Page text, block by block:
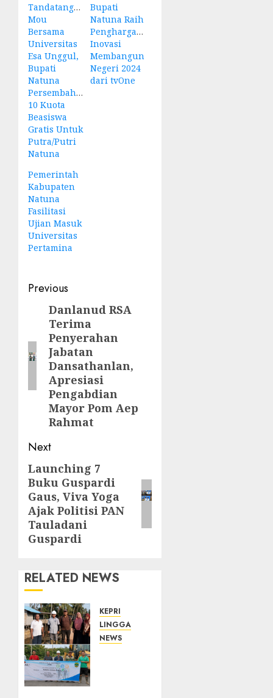
Tandatangani
Mou
Bersama
Universitas
Esa Unggul,
Bupati
Natuna
Persembahkan
10 Kuota
Beasiswa
Gratis Untuk
Putra/Putri
Natuna
Bupati
Natuna Raih
Penghargaan
Inovasi
Membangun
Negeri 2024
dari tvOne
Pemerintah
Kabupaten
Natuna
Fasilitasi
Ujian Masuk
Universitas
Pertamina
Post
navigation
Previous
Previous
post:
Danlanud RSA
Terima
Penyerahan
Jabatan
Dansathanlan,
Apresiasi
Pengabdian
Mayor Pom Aep
Rahmat
Next
Next
post:
Launching 7
Buku Guspardi
Gaus, Viva Yoga
Ajak Politisi PAN
Tauladani
Guspardi
RELATED NEWS
KEPRI
LINGGA
NEWS